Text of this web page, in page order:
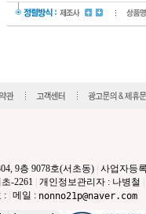
9층 9078호(서초동) 사업자등
-2261 개인정보관리자 : 나병철
: 메일 : nonno21p@naver.com